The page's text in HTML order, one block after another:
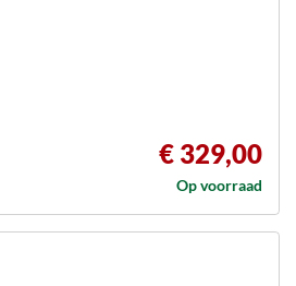
€ 329,00
Op voorraad